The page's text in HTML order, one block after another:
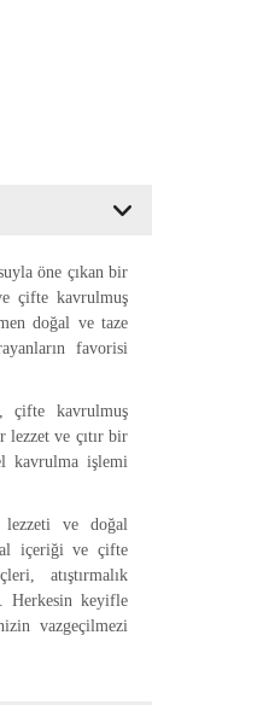
öne çıkan bir
çifte kavrulmuş
doğal ve taze
favorisi
çifte kavrulmuş
lezzet ve çıtır bir
kavrulma işlemi
lezzeti ve doğal
içeriği ve çifte
atıştırmalık
Herkesin keyifle
vazgeçilmezi